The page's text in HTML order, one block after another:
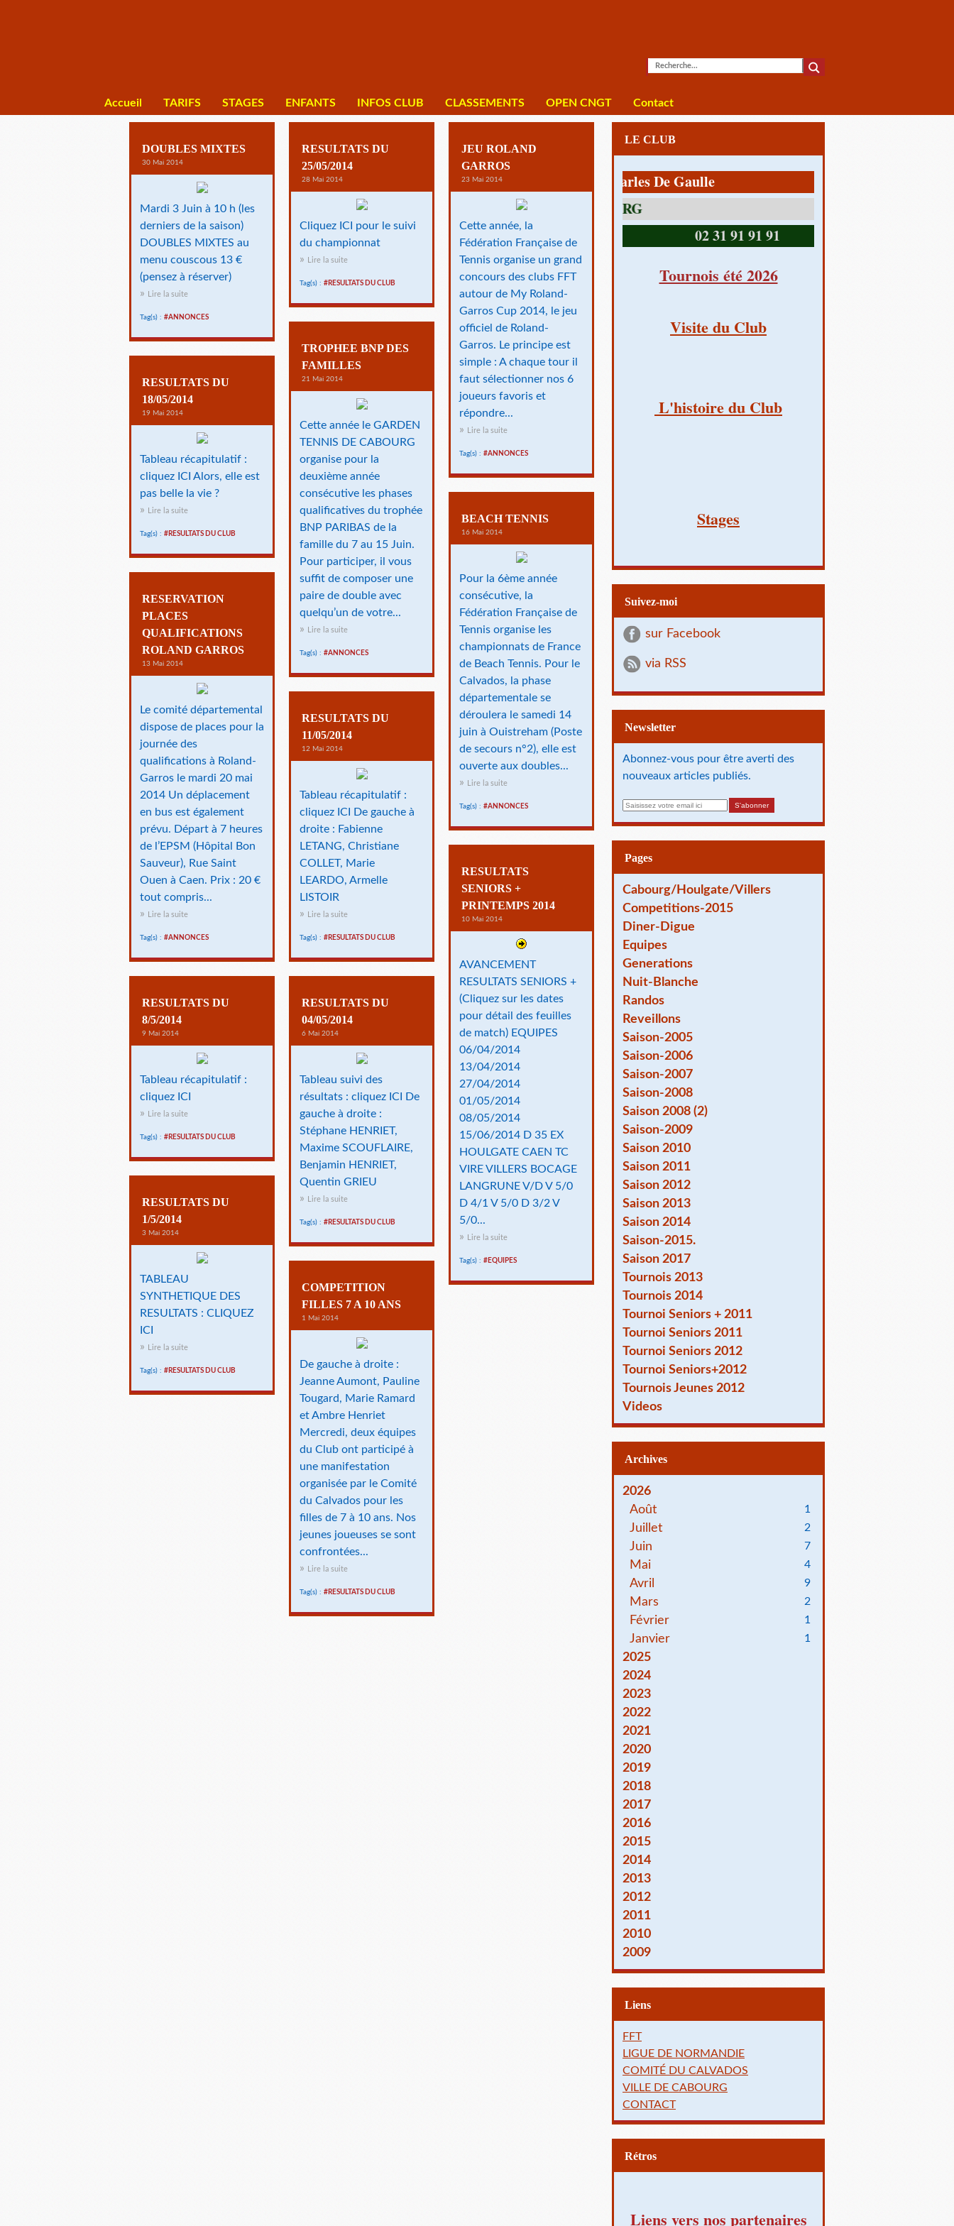
Accueil TARIFS STAGES ENFANTS INFOS CLUB CLASSEMENTS OPEN CNGT Contact
DOUBLES MIXTES
30 Mai 2014
Mardi 3 Juin à 10 h (les
derniers de la saison)
DOUBLES MIXTES au
menu couscous 13 €
(pensez à réserver)
Lire la suite
Tag(s) : #ANNONCES
RESULTATS DU
25/05/2014
28 Mai 2014
Cliquez ICI pour le suivi
du championnat
Lire la suite
Tag(s) : #RESULTATS DU CLUB
JEU ROLAND
GARROS
23 Mai 2014
Cette année, la
Fédération Française de
Tennis organise un grand
concours des clubs FFT
autour de My Roland-
Garros Cup 2014, le jeu
officiel de Roland-
Garros. Le principe est
simple : A chaque tour il
faut sélectionner nos 6
joueurs favoris et
répondre...
Lire la suite
Tag(s) : #ANNONCES
TROPHEE BNP DES
FAMILLES
21 Mai 2014
Cette année le GARDEN
TENNIS DE CABOURG
organise pour la
deuxième année
consécutive les phases
qualificatives du trophée
BNP PARIBAS de la
famille du 7 au 15 Juin.
Pour participer, il vous
suffit de composer une
paire de double avec
quelqu’un de votre...
Lire la suite
Tag(s) : #ANNONCES
RESULTATS DU
18/05/2014
19 Mai 2014
Tableau récapitulatif :
cliquez ICI Alors, elle est
pas belle la vie ?
Lire la suite
Tag(s) : #RESULTATS DU CLUB
BEACH TENNIS
16 Mai 2014
Pour la 6ème année
consécutive, la
Fédération Française de
Tennis organise les
championnats de France
de Beach Tennis. Pour le
Calvados, la phase
départementale se
déroulera le samedi 14
juin à Ouistreham (Poste
de secours n°2), elle est
ouverte aux doubles...
Lire la suite
Tag(s) : #ANNONCES
RESERVATION
PLACES
QUALIFICATIONS
ROLAND GARROS
13 Mai 2014
Le comité départemental
dispose de places pour la
journée des
qualifications à Roland-
Garros le mardi 20 mai
2014 Un déplacement
en bus est également
prévu. Départ à 7 heures
de l’EPSM (Hôpital Bon
Sauveur), Rue Saint
Ouen à Caen. Prix : 20 €
tout compris...
Lire la suite
Tag(s) : #ANNONCES
RESULTATS DU
11/05/2014
12 Mai 2014
Tableau récapitulatif :
cliquez ICI De gauche à
droite : Fabienne
LETANG, Christiane
COLLET, Marie
LEARDO, Armelle
LISTOIR
Lire la suite
Tag(s) : #RESULTATS DU CLUB
RESULTATS
SENIORS +
PRINTEMPS 2014
10 Mai 2014
AVANCEMENT
RESULTATS SENIORS +
(Cliquez sur les dates
pour détail des feuilles
de match) EQUIPES
06/04/2014
13/04/2014
27/04/2014
01/05/2014
08/05/2014
15/06/2014 D 35 EX
HOULGATE CAEN TC
VIRE VILLERS BOCAGE
LANGRUNE V/D V 5/0
D 4/1 V 5/0 D 3/2 V
5/0...
Lire la suite
Tag(s) : #EQUIPES
RESULTATS DU
8/5/2014
9 Mai 2014
Tableau récapitulatif :
cliquez ICI
Lire la suite
Tag(s) : #RESULTATS DU CLUB
RESULTATS DU
04/05/2014
6 Mai 2014
Tableau suivi des
résultats : cliquez ICI De
gauche à droite :
Stéphane HENRIET,
Maxime SCOUFLAIRE,
Benjamin HENRIET,
Quentin GRIEU
Lire la suite
Tag(s) : #RESULTATS DU CLUB
RESULTATS DU
1/5/2014
3 Mai 2014
TABLEAU
SYNTHETIQUE DES
RESULTATS : CLIQUEZ
ICI
Lire la suite
Tag(s) : #RESULTATS DU CLUB
COMPETITION
FILLES 7 A 10 ANS
1 Mai 2014
De gauche à droite :
Jeanne Aumont, Pauline
Tougard, Marie Ramard
et Ambre Henriet
Mercredi, deux équipes
du Club ont participé à
une manifestation
organisée par le Comité
du Calvados pour les
filles de 7 à 10 ans. Nos
jeunes joueuses se sont
confrontées...
Lire la suite
Tag(s) : #RESULTATS DU CLUB
LE CLUB
1 av Charles De Gaulle
02 31 91 91 91
Tournois été 2026
Visite du Club
L'histoire du Club
Stages
Suivez-moi
sur Facebook
via RSS
Newsletter
Abonnez-vous pour être averti des
nouveaux articles publiés.
a
i
Pages
Cabourg/Houlgate/Villers
Competitions-2015
Diner-Digue
Equipes
Generations
Nuit-Blanche
Randos
Reveillons
Saison-2005
Saison-2006
Saison-2007
Saison-2008
Saison 2008 (2)
Saison-2009
Saison 2010
Saison 2011
Saison 2012
Saison 2013
Saison 2014
Saison-2015.
Saison 2017
Tournois 2013
Tournois 2014
Tournoi Seniors + 2011
Tournoi Seniors 2011
Tournoi Seniors 2012
Tournoi Seniors+2012
Tournois Jeunes 2012
Videos
Archives
2026
Août
1
Juillet 2
Juin 7
Mai 4
Avril 9
Mars 2
Février 1
Janvier 1
2025
2024
2023
2022
2021
2020
2019
2018
2017
2016
2015
2014
2013
2012
2011
2010
2009
Liens
FFT
LIGUE DE NORMANDIE
COMITÉ DU CALVADOS
VILLE DE CABOURG
CONTACT
Rétros
Liens vers nos partenaires